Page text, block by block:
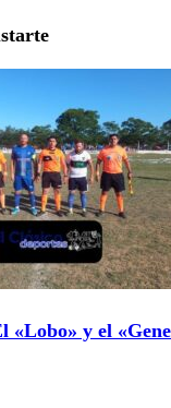
«Lobo» y el